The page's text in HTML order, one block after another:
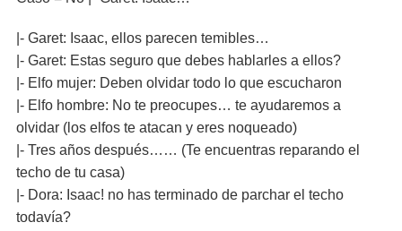
|- Garet: Isaac, ellos parecen temibles…
|- Garet: Estas seguro que debes hablarles a ellos?
|- Elfo mujer: Deben olvidar todo lo que escucharon
|- Elfo hombre: No te preocupes… te ayudaremos a
olvidar (los elfos te atacan y eres noqueado)
|- Tres años después…… (Te encuentras reparando el
techo de tu casa)
|- Dora: Isaac! no has terminado de parchar el techo
todavía?